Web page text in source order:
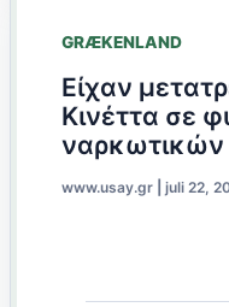
GRÆKENLAND
Είχαν
Κινέττα σε
ναρκωτικών
www.usay.gr juli 22,